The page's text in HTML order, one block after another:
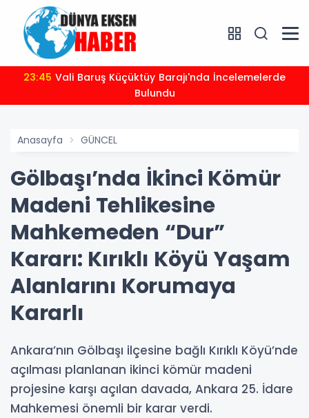
23:45
Bulundu
Anasayfa GÜNCEL
Gölbaşı’nda İkinci Kömür
Madeni Tehlikesine
Mahkemeden “Dur”
Kararı: Kırıklı Köyü Yaşam
Alanlarını Korumaya
Kararlı
Ankara’nın Gölbaşı ilçesine bağlı Kırıklı Köyü’nde
açılması planlanan ikinci kömür madeni
projesine karşı açılan davada, Ankara 25. İdare
Mahkemesi önemli bir karar verdi.